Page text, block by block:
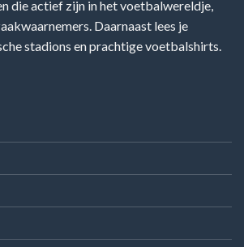
die actief zijn in het voetbalwereldje,
Daarnaast lees je
stadions en prachtige voetbalshirts.